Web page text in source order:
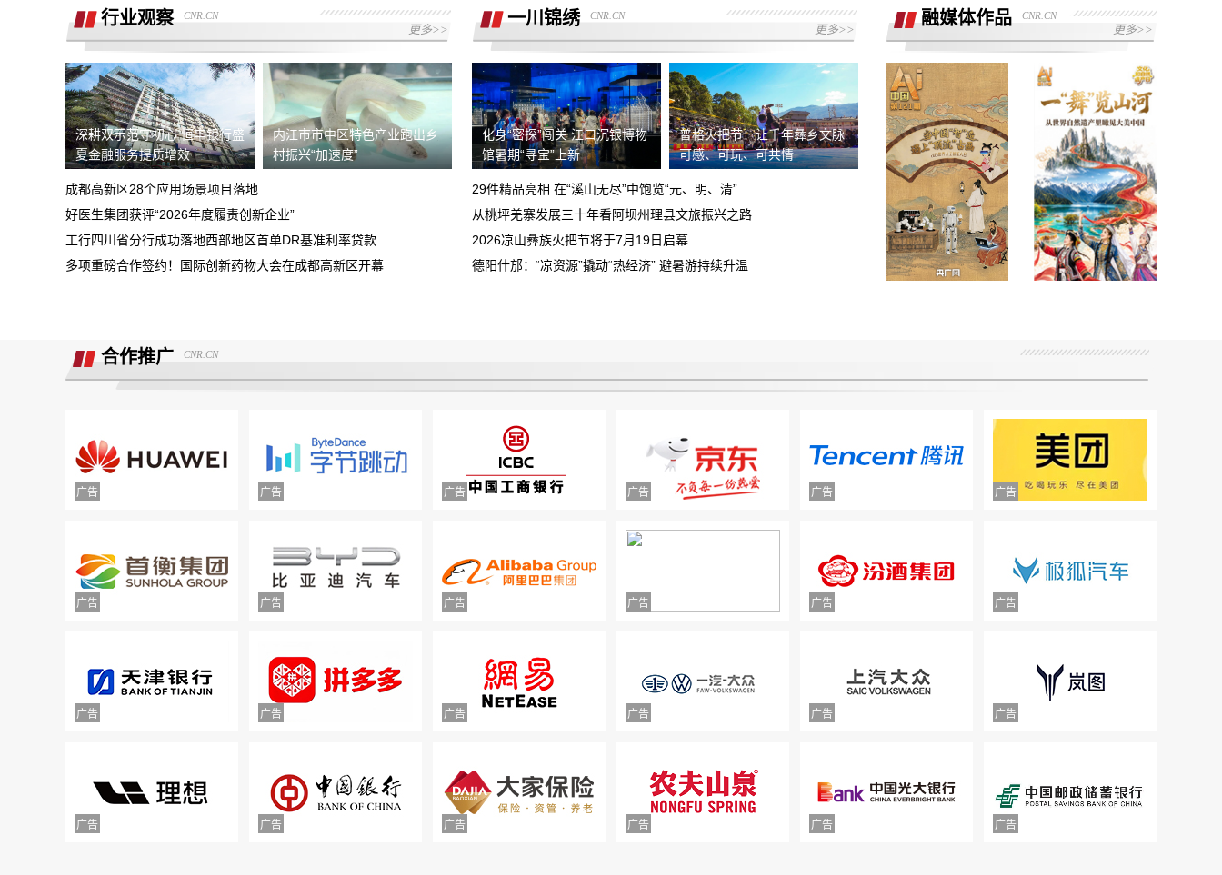
在红旗智联APP上支付2000元定金，去
提车时车辆为问题车，厂家不退还定金。
哈尔滨运通奥迪，全款交付不给提车，反
复推脱
在4S店交了订金现在让退定金不退
要求店家全额退款一万元
据我了解，我锁单车辆根本没有生产，只
需4s店跟厂家沟通即可取消订单。
重庆鑫茂丰硕汽车销售有限公司欺诈消费
者，诱导签订定单，存在霸王条款且拒绝
退还定金
现在诉求退款 买车子定金不给退
重庆鑫茂丰硕汽车销售有限公司收取定金
5000元不予退还
车载蓝牙坏了 找到理想400解决 以我超
质保为由拒绝更换 沟通无果 不解决
Smart汽车肆意欺骗消费者，总部监管缺
我于8.13晚在昆明万象城购买一辆乐道
北京爱车汽车销售欺骗多名消费者购车，
不予交付车辆
今未解决
携程旅游APP非因消费者原因主票已退，
附属票不退费。
预售年卡自动被激活，开放半年预约期有
近3个月周末不能预约，还不允许退卡退
举报镇江豪利汽车销售服务有限公司拒不
中山市正德二手车交易有限公司拒不退款
行业观察 CNR.CN
更多>>
深耕双示范守初心 恒丰银行盛
夏金融服务提质增效
内江市市中区特色产业跑出乡
村振兴“加速度”
成都高新区28个应用场景项目落地
好医生集团获评“2026年度履责创新企业”
工行四川省分行成功落地西部地区首单DR基准利率贷款
多项重磅合作签约！国际创新药物大会在成都高新区开幕
一川锦绣 CNR.CN
更多>>
化身“密探”闯关 江口沉银博物
馆暑期“寻宝”上新
普格火把节：让千年彝乡文脉
可感、可玩、可共情
29件精品亮相 在“溪山无尽”中饱览“元、明、清”
从桃坪羌寨发展三十年看阿坝州理县文旅振兴之路
2026凉山彝族火把节将于7月19日启幕
德阳什邡：“凉资源”撬动“热经济” 避暑游持续升温
融媒体作品 CNR.CN
更多>>
AI中国｜一“舞”
览山河！从世界
中国
合作推广 CNR.CN